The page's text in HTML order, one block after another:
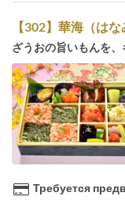
【302】華海（は
ざうおの旨いもんを
Требуется